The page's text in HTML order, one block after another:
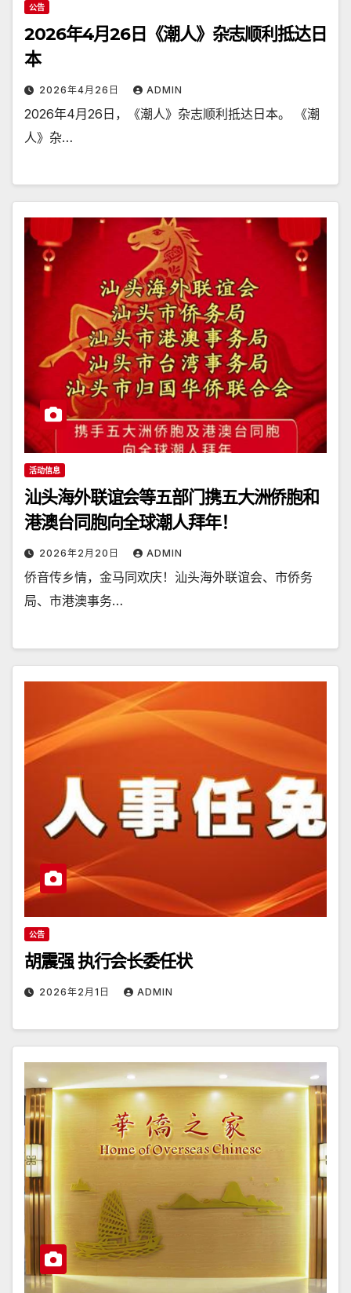
公告
2026年4月26日《潮人》杂志顺利抵达日
本
2026年4月26日 ADMIN
2026年4月26日，《潮人》杂志顺利抵达日本。 《潮
人》杂…
活动信息
汕头海外联谊会等五部门携五大洲侨胞和
港澳台同胞向全球潮人拜年！
2026年2月20日 ADMIN
侨音传乡情，金马同欢庆！汕头海外联谊会、市侨务
局、市港澳事务…
公告
胡震强 执行会长委任状
2026年2月1日 ADMIN